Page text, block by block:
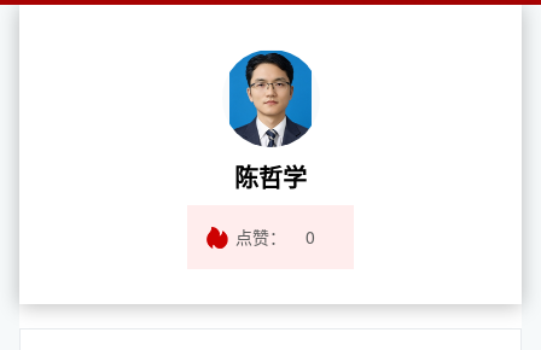
陈哲学
点赞： 0